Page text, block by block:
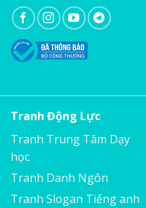
Tranh Động Lực
Tranh Trung Tâm Dạy
học
Tranh Danh Ngôn
Tranh Slogan Tiếng anh